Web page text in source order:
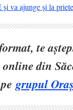
va ajunge și la
te
din
grupul